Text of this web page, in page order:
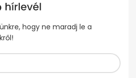
hogy ne maradj le a